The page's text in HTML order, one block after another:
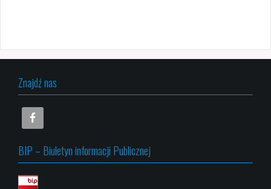
Znajdź nas
BIP – Biuletyn informacji Publicznej